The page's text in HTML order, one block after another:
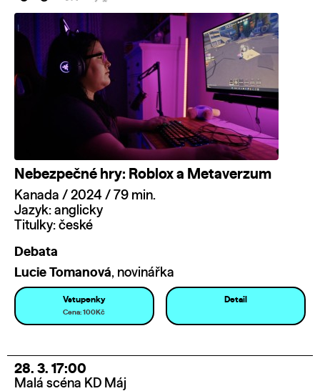
Nebezpečné hry: Roblox a Metaverzum
Kanada / 2024 / 79 min.
Jazyk: anglicky
Titulky: české
Debata
Lucie Tomanová, novinářka
Vstupenky
Cena: 100Kč
Detail
28. 3. 17:00
Malá scéna KD Máj